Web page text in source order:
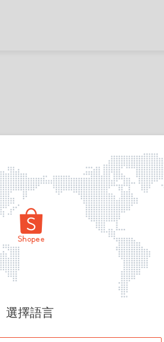
頁面無法顯示
選擇語言